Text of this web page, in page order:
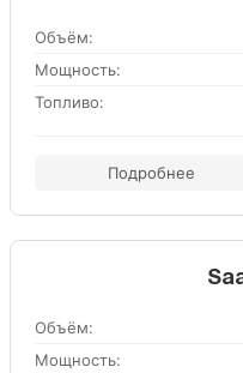
Объём:
Мощность:
Топливо:
Подробнее
Объём:
Мощность: